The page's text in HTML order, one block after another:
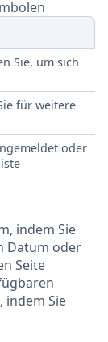
Sie, um sich
für weitere
oder
indem Sie
Datum oder
Seite
indem Sie